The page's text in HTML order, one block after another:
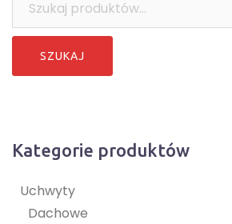
Kategorie produktów
Uchwyty
Dachowe